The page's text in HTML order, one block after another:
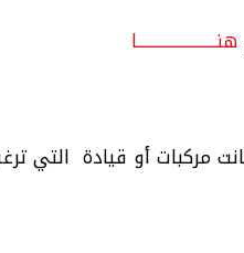
هنــــــــــــــــــــــــا
مركبات أو قيادة التي